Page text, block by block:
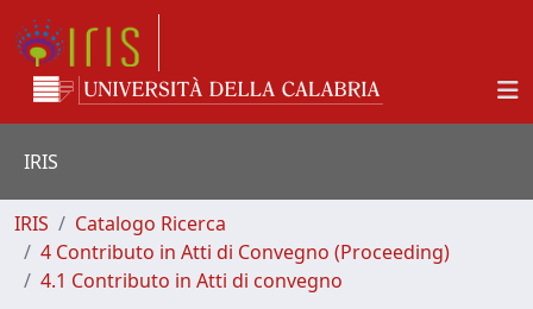
IRIS
IRIS
Catalogo Ricerca
4 Contributo in Atti di Convegno (Proceeding)
4.1 Contributo in Atti di convegno